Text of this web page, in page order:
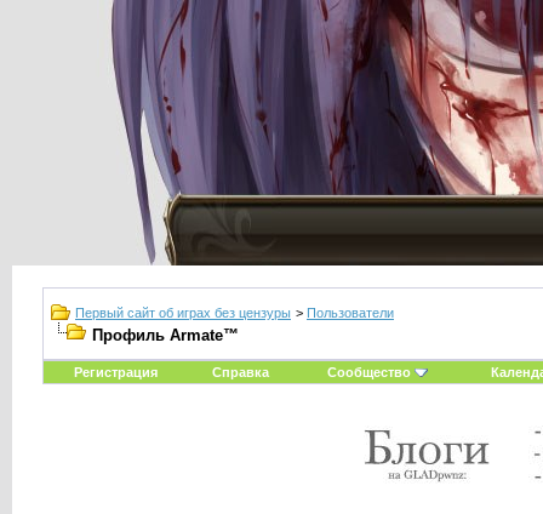
Первый сайт об играх без цензуры > Пользователи
Профиль Armate™
Регистрация Справка Сообщество